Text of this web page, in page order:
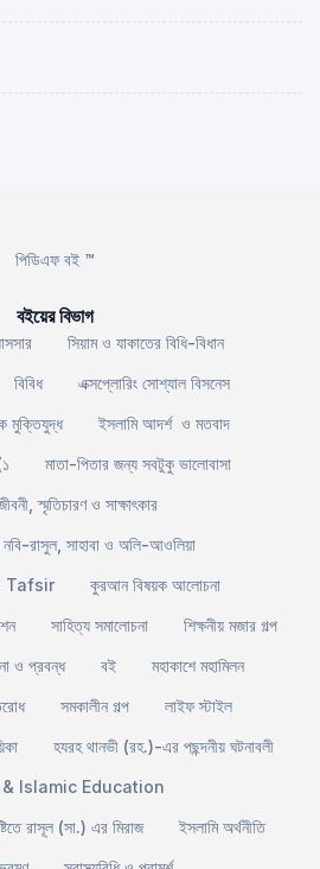
পিডিএফ বই ™
বইয়ের বিভাগ
সিয়াম ও যাকাতের বিধি-বিধান
বিবিধ
এক্সপ্লোরিং সোশ্যাল বিসনেস
মুক্তিযুদ্ধ
ইসলামি আদর্শ ও মতবাদ
মাতা-পিতার জন্য সবটুকু ভালোবাসা
স্মৃতিচারণ ও সাক্ষাৎকার
নবি-রাসুল, সাহাবা ও অলি-আওলিয়া
Tafsir
কুরআন বিষয়ক আলোচনা
সাহিত্য সমালোচনা
শিক্ষনীয় মজার গল্প
ও প্রবন্ধ
বই
মহাকাশে মহামিলন
সমকালীন গল্প
লাইফ স্টাইল
হযরহ থানভী (রহ.)-এর পছন্দনীয় ঘটনাবলী
Islamic Education
রাসূল (সা.) এর মিরাজ
ইসলামি অর্থনীতি